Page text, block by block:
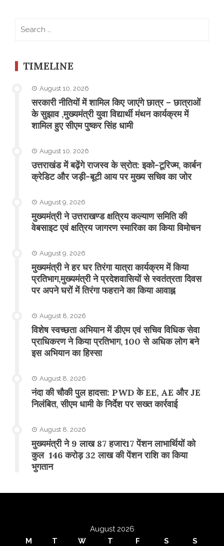
TIMELINE
August 10, 2026
सरकारी नीतियों में शामिल किए जाएंगे छात्र – छात्राओं
के सुझाव ,मुख्यमंत्री युवा विद्यार्थी मंथन कार्यक्रम में
शामिल हुए सीएम पुष्कर सिंह धामी
August 10, 2026
उत्तराखंड में बढ़ेंगे राजस्व के स्रोत: इको-टूरिज्म, कार्बन
क्रेडिट और जड़ी-बूटी आय पर मुख्य सचिव का जोर
August 9, 2026
मुख्यमंत्री ने उत्तराखण्ड क्षत्रिय कल्याण समिति की
वेबसाइट एवं क्षत्रिय जागरण स्मारिका का किया विमोचन
August 9, 2026
मुख्यमंत्री ने हर घर तिरंगा यात्रा कार्यक्रम में किया
प्रतिभाग,मुख्यमंत्री ने प्रदेशवासियों से स्वतंत्रता दिवस
पर अपने घरों में तिरंगा फहराने का किया आवाह्न
August 8, 2026
विशेष स्वच्छता अभियान में डीएम एवं सचिव विधिक सेवा
प्राधिकरण ने किया प्रतिभाग, 100 से अधिक लोग बने
इस अभियान का हिस्सा
August 8, 2026
नंदा की चौकी पुल हादसा: PWD के EE, AE और JE
निलंबित, सीएम धामी के निर्देश पर सख्त कार्रवाई
August 8, 2026
मुख्यमंत्री ने 9 लाख 87 हजार17 पेंशन लाभार्थियों को
कुल 146 करोड़ 32 लाख की पेंशन राशि का किया
भुगतान
August 2026
M
T W T F S
S